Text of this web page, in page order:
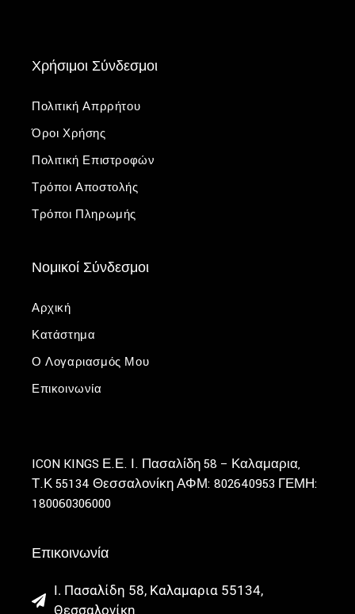
ICON KINGS Ε.Ε. Ι. Πασαλίδη 58 – Καλαμαρια,
Τ.Κ 55134 ΘεσσαλονίκηΑΦΜ: 802640953 ΓΕΜΗ:
180060306000
Χρήσιμοι Σύνδεσμοι
Πολιτική Απρρήτου
Όροι Χρήσης
Πολιτική Επιστροφών
Τρόποι Αποστολής
Τρόποι Πληρωμής
Νομικοί Σύνδεσμοι
Αρχική
Κατάστημα
Ο Λογαριασμός Μου
Επικοινωνία
Επικοινωνία
Ι. Πασαλίδη 58, Καλαμαρια 55134,
Θεσσαλονίκη